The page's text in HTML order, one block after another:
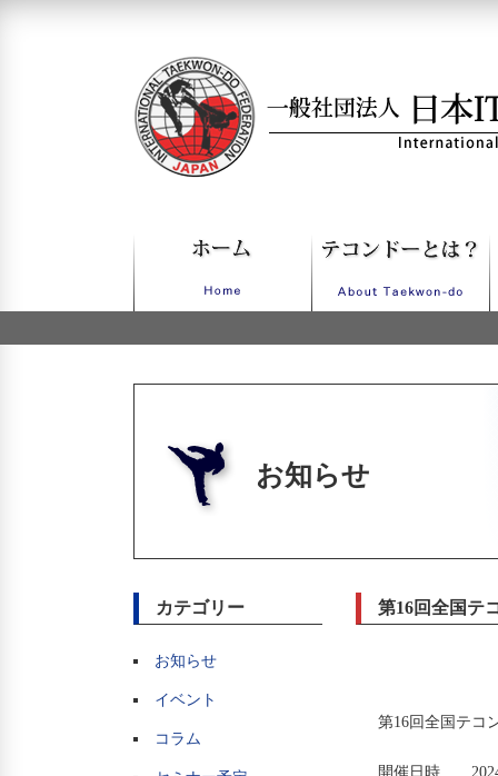
お知らせ
カテゴリー
お知らせ
イベント
コラム
第16回全国テ
第16回全国テコ
開催日時 2024